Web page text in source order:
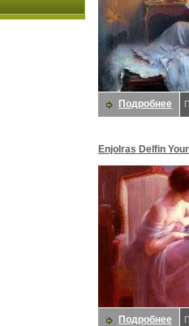
Подробнее
Enjolras Delfin
By A Window.
Подробнее